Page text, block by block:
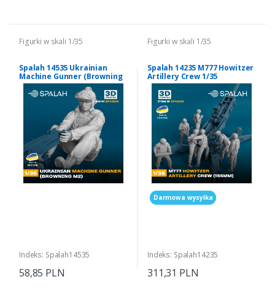
Figurki w skali 1/35
Spalah 14535 Ukrainian
Machine Gunner (Browning
M2) 1/35
Indeks: Spalah14535
58,85 PLN
Figurki w skali 1/35
Spalah 14235 M777 Howitzer
Artillery Crew 1/35
Darmowa wysyłka
Indeks: Spalah14235
311,31 PLN